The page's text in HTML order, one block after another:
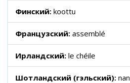
Финский: koottu
Французский: assemblé
Ирландский: le chéile
Шотландский (гэльский): nan